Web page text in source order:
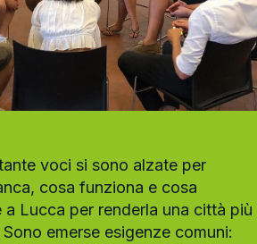
voci si sono alzate per
cosa funziona e cosa
Lucca per renderla una città più
emerse esigenze comuni: